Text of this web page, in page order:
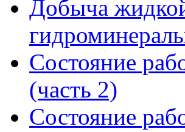
Добыча
Состояние
(часть 2)
Состояние